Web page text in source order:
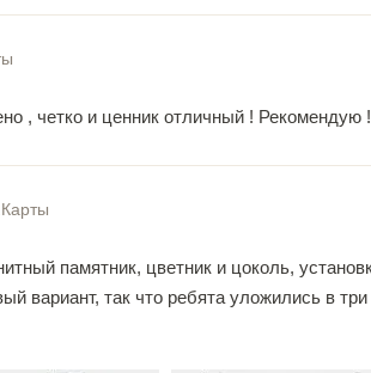
, четко и ценник отличный ! Рекомендую !
памятник, цветник и цоколь,
вариант, так что ребята уложились в